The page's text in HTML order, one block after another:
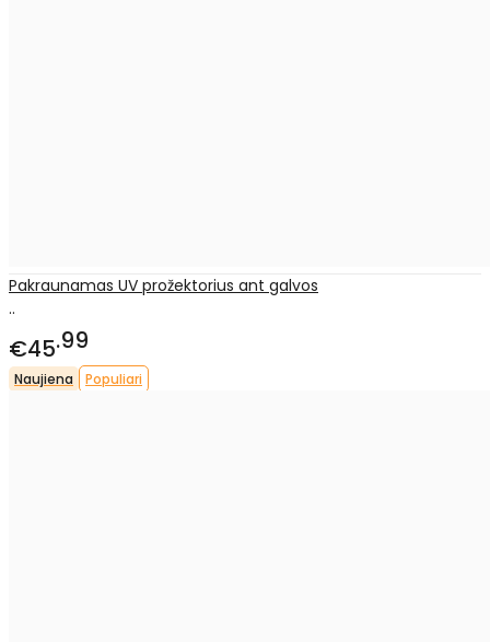
Pakraunamas UV prožektorius ant galvos
..
€45 99
Naujiena Populiari